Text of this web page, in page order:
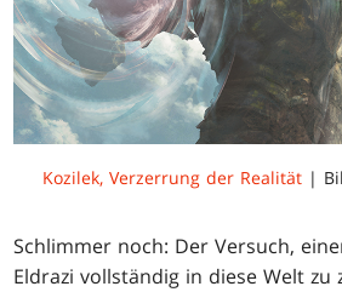
Kozilek, Verzerrung der Realität|
Schlimmer noch: Der Versuch,
Eldrazi vollständig in diese Welt zu